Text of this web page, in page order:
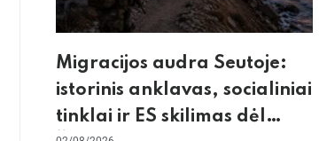
Migracijos audra Seutoje:
istorinis anklavas, socialiniai
tinklai ir ES skilimas dėl